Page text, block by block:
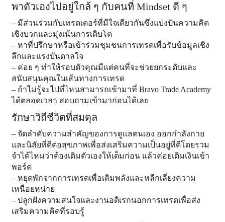
พาตัวเองไปอยู่ใกล้ ๆ กับคนที่ Mindset ดี ๆ
– มีส่วนร่วมกับเทรดเดอร์ที่มีใจเดียวกันซึ่งแบ่งปันความคิด
เชิงบวกและมุ่งเน้นการเติบโต
– หาที่ปรึกษาหรือเข้าร่วมชุมชนการเทรดเพื่อรับข้อมูลเชิง
ลึกและแรงบันดาลใจ
– ค่อย ๆ ทำให้รอบตัวคุณมีแต่คนที่จะช่วยยกระดับและ
สนับสนุนคุณในเส้นทางการเทรด
– ถ้าไม่รู้จะไปที่ไหนสามารถเข้ามาที่ Bravo Trade Academy
ได้ตลอดเวลา สอบถามเข้ามาก่อนได้เลย
รักษาวิถีชีวิตที่สมดุล
– จัดลำดับความสำคัญของการดูแลตนเอง ออกกำลังกาย
และนิสัยที่ดีต่อสุขภาพเพื่อส่งเสริมความเป็นอยู่ที่ดีโดยรวม
จำได้ไหมว่าต้องเติมตัวเองให้เต็มก่อน แล้วค่อยเติมเงินเข้า
พอร์ต
– หยุดพักจากการเทรดเพื่อเติมพลังและหลีกเลี่ยงความ
เหนื่อยหน่าย
– ปลูกฝังความสนใจและงานอดิเรกนอกการเทรดเพื่อส่ง
เสริมความคิดที่รอบรู้